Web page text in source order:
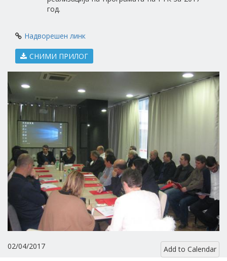
год.
Надворешен линк
СНИМИ ПРИЛОГ
02/04/2017 Add to Calendar